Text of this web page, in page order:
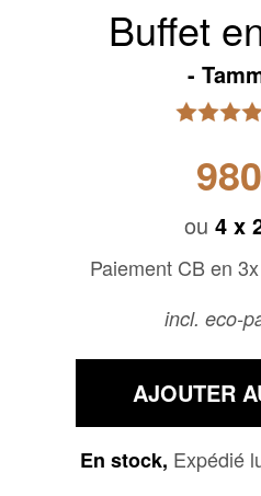
Buffet
ou 4 x
Paiement CB en
incl. eco-
AJOUTER
En stock, Expédié